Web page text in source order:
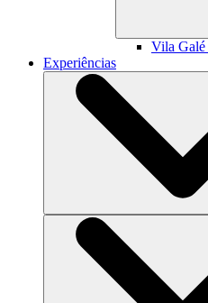
Vila Galé
Experiências